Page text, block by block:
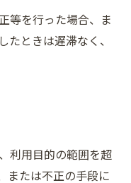
等を行った場合、ま
たときは遅滞なく、
利用目的の範囲を超
または不正の手段に